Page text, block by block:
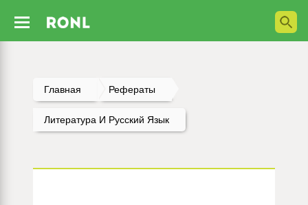
Главная Рефераты
Литература И Русский Язык